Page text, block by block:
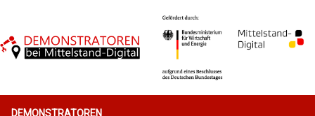
Hauptnavigation
DEMONSTRATOREN